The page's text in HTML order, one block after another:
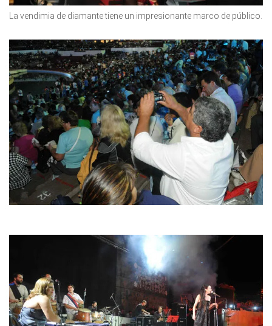
La vendimia de diamante tiene un impresionante marco de público.